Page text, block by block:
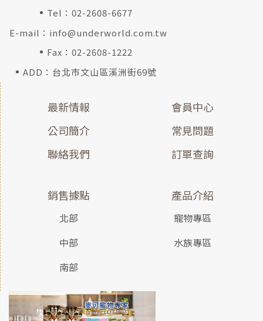
Tel：02-2608-6677
E-mail： info@underworld.com.tw
Fax：02-2608-1222
ADD：台北市文山區溪洲街69號
最新情報
公司簡介
聯絡我們
會員中心
常見問題
訂單查詢
銷售據點
北部
中部
南部
產品介紹
寵物專區
水族專區